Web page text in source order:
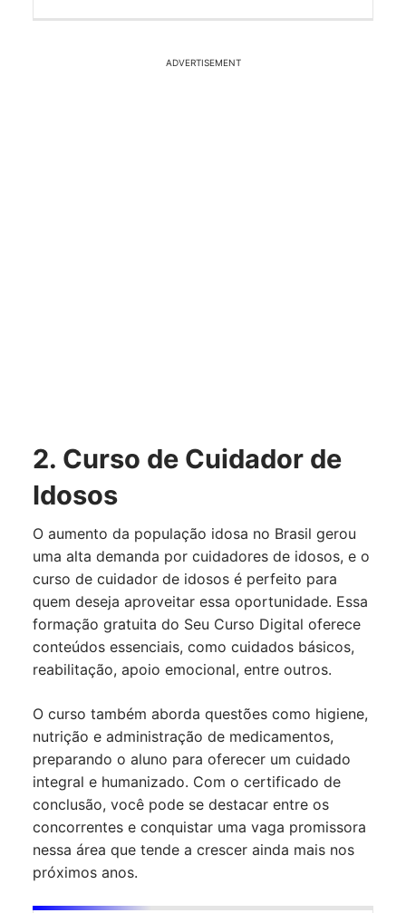
ADVERTISEMENT
2. Curso de Cuidador de
Idosos
O aumento da população idosa no Brasil gerou
uma alta demanda por cuidadores de idosos, e o
curso de cuidador de idosos é perfeito para
quem deseja aproveitar essa oportunidade. Essa
formação gratuita do Seu Curso Digital oferece
conteúdos essenciais, como cuidados básicos,
reabilitação, apoio emocional, entre outros.
O curso também aborda questões como higiene,
nutrição e administração de medicamentos,
preparando o aluno para oferecer um cuidado
integral e humanizado. Com o certificado de
conclusão, você pode se destacar entre os
concorrentes e conquistar uma vaga promissora
nessa área que tende a crescer ainda mais nos
próximos anos.